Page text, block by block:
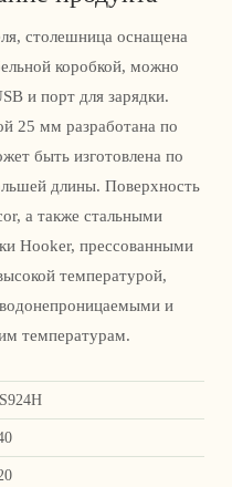
столешница оснащена
коробкой, можно
и порт для зарядки.
25 мм разработана по
быть изготовлена ​​по
длины. Поверхность
а также стальными
Hooker, прессованными
температурой,
и
температурам.